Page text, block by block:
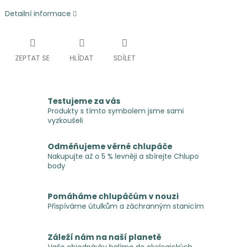
Detailní informace
ZEPTAT SE HLÍDAT SDÍLET
Testujeme za vás
Produkty s tímto symbolem jsme sami
vyzkoušeli
Odměňujeme věrné chlupáče
Nakupujte až o 5 % levněji a sbírejte Chlupo
body
Pomáháme chlupáčům v nouzi
Přispíváme útulkům a záchranným stanicím
Záleží nám na naší planetě